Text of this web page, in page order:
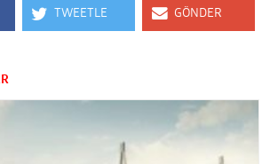
TWEETLE GÖNDER